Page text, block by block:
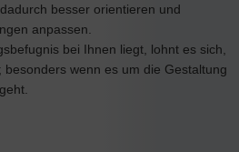
besser orientieren und
anpassen.
bei Ihnen liegt, lohnt es sich,
besonders wenn es um die Gestaltung